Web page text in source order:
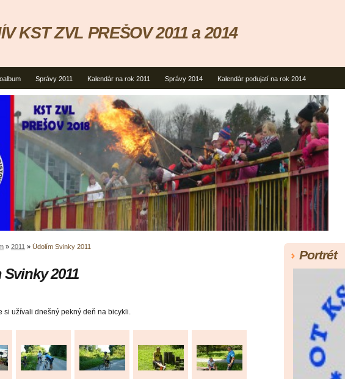
Správy 2011 Kalendár na rok 2011 Správy 2014 Kalendár podujatí na rok 2014
KST ZVL PREŠOV 2011 a 2014
» 2011 » Údolím Svinky 2011
2011
si užívali dnešný pekný deň na bicykli.
Portrét